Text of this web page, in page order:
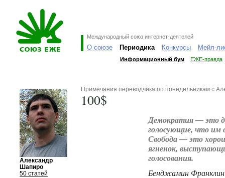
Международный союз интернет-деятелей
О союзе Периодика Конкурсы Мейл-
Информационный бум ЕЖЕ-правда
Александр
Шапиро
50 статей
Примечания переводчика по понедельникам с
100$
Демократия — это
голосующие, что им
Свобода — это
ягненок,
голосования.
Бенджамин Франклин